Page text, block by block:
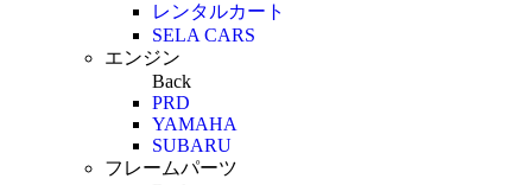
レンタルカート
SELA CARS
エンジン
Back
PRD
YAMAHA
SUBARU
フレームパーツ